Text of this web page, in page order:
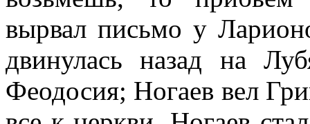
вырвал письмо у
двинулась назад на
Феодосия; Ногаев вел